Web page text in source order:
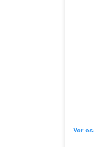
Ver